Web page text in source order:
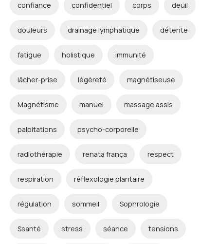
confiance confidentiel corps deuil
douleurs drainage lymphatique détente
fatigue holistique immunité
lâcher-prise légèreté magnétiseuse
Magnétisme manuel massage assis
palpitations psycho-corporelle
radiothérapie renata frança respect
respiration réflexologie plantaire
régulation sommeil Sophrologie
Ssanté stress séance tensions